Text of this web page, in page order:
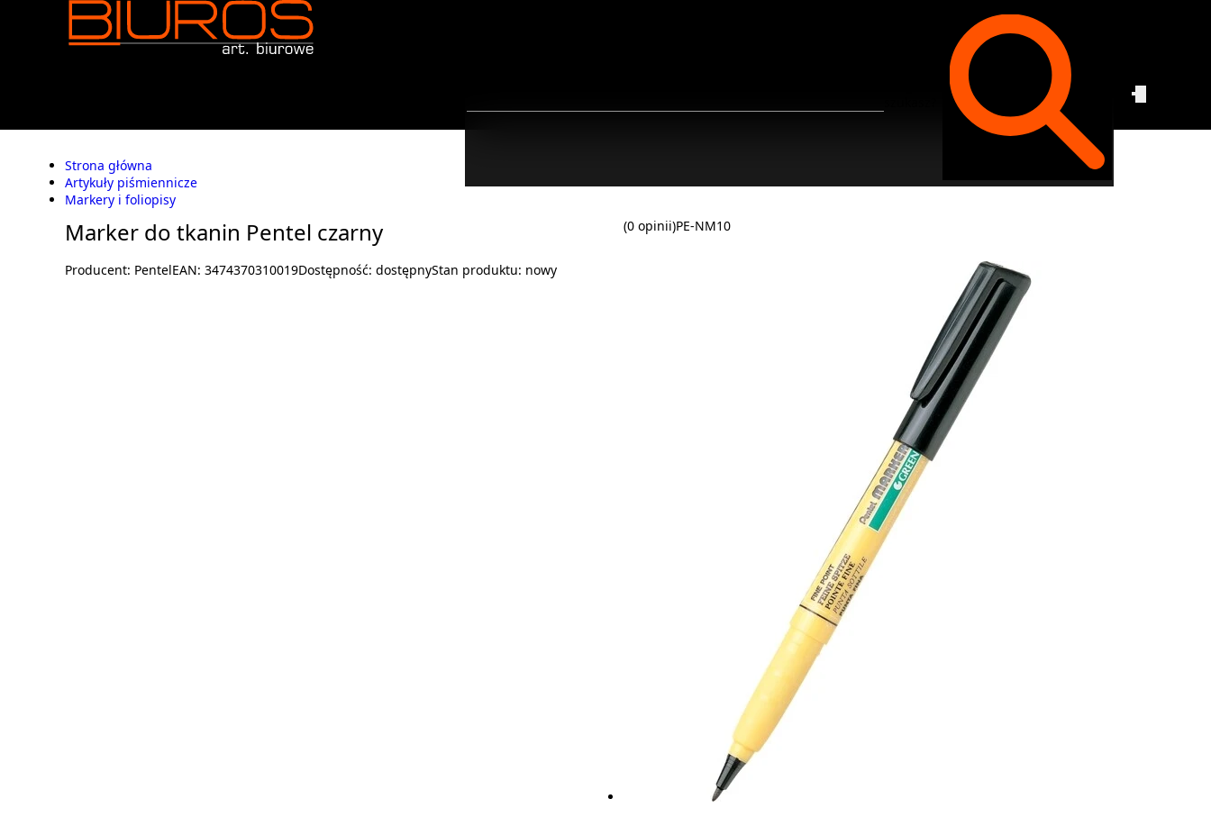
Strona główna
Artykuły piśmiennicze
Markery i foliopisy
Marker do tkanin Pentel czarny (0 opinii)PE-NM10
Producent: PentelEAN: 3474370310019Dostępność: dostępnyStan produktu: nowy